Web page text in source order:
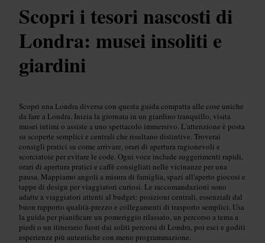
Scopri i tesori nascosti di
Londra: musei insoliti e
giardini
Scopri una Londra diversa con questa guida compatta alle cose uniche
da fare a Londra. Inizia la giornata in un giardino tranquillo, visita
musei intimi o assiste a uno spettacolo immersivo. L'attenzione è posta
su scoperte semplici e centrali che risultano distintive. Troverai
consigli pratici su come arrivare, orari di apertura ragionevoli e
scorciatoie per evitare le code. Ogni voce include suggerimenti rapidi,
orari di apertura pratici e caffè consigliati nelle vicinanze per una
pausa. Mappiamo angoli a misura di famiglia, spazi all'aperto giocosi e
tappe di design per viaggiatori curiosi. Le raccomandazioni sono
adatte a viaggiatori attenti al budget: posizioni centrali, essenziali dal
buon rapporto qualità-prezzo e collegamenti di trasporto semplici. Usa
la guida per pianificare un pomeriggio rilassato, un percorso a tema a
piedi o un itinerario fuori dai soliti percorsi di Londra, poi esci e goditi
esperienze più autentiche con meno programmazione.